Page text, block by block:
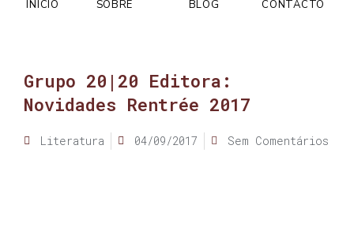
INÍCIO SOBRE BLOG CONTACTO
Grupo 20|20 Editora:
Novidades Rentrée 2017
Literatura 04/09/2017 Sem Comentários